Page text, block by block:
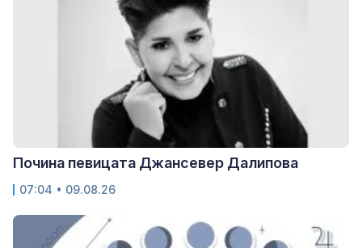
Почина певицата Джансевер Далипова
07:04 • 09.08.26